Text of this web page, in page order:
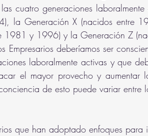
cuatro generaciones
la Generación X (nacidos entre
1981 y 1996) y la Generación Z
Empresarios deberíamos ser
laboralmente activas y que
el mayor provecho y aumentar
de esto puede variar entre
que han adoptado enfoques para